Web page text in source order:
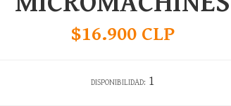
$16.900 CLP
DISPONIBILIDAD: 1